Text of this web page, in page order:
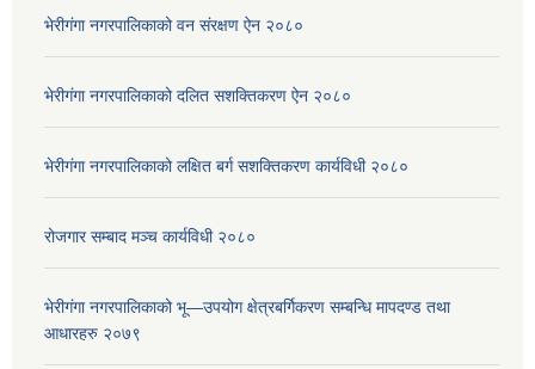
भेरीगंगा नगरपालिकाको वन संरक्षण ऐन २०८०
भेरीगंगा नगरपालिकाको दलित सशक्तिकरण ऐन २०८०
भेरीगंगा नगरपालिकाको लक्षित बर्ग सशक्तिकरण कार्यविधी २०८०
रोजगार सम्बाद मञ्च कार्यविधी २०८०
भेरीगंगा नगरपालिकाको भू—उपयोग क्षेत्रबर्गिकरण सम्बन्धि मापदण्ड तथा
आधारहरु २०७९